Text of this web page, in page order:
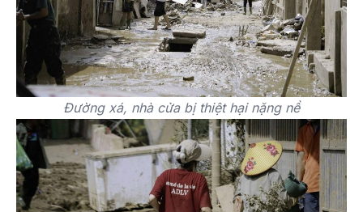
Đường xá, nhà cửa bị thiệt hại nặng nề